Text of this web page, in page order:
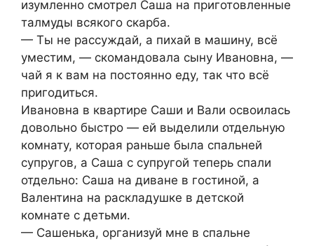
изумленно смотрел Саша на приготовленные
талмуды всякого скарба.
— Ты не рассуждай, а пихай в машину, всё
уместим, — скомандовала сыну Ивановна, —
чай я к вам на постоянно еду, так что всё
пригодиться.
Ивановна в квартире Саши и Вали освоилась
довольно быстро — ей выделили отдельную
комнату, которая раньше была спальней
супругов, а Саша с супругой теперь спали
отдельно: Саша на диване в гостиной, а
Валентина на раскладушке в детской
комнате с детьми.
— Сашенька, организуй мне в спальне